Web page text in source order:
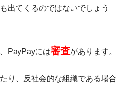
出てくるのではないでしょう
PayPayには審査があります。
り、反社会的な組織である場合